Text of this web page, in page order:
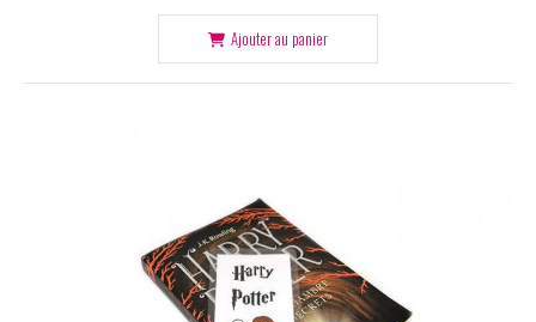
Ajouter au panier